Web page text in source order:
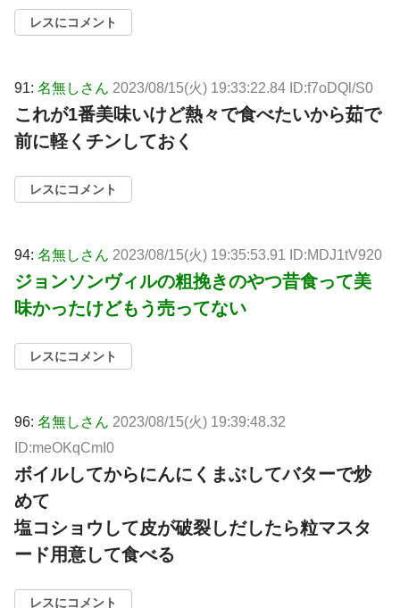
レスにコメント
91: 名無しさん 2023/08/15(火) 19:33:22.84 ID:f7oDQl/S0
これが1番美味いけど熱々で食べたいから茹で
前に軽くチンしておく
レスにコメント
94: 名無しさん 2023/08/15(火) 19:35:53.91 ID:MDJ1tV920
ジョンソンヴィルの粗挽きのやつ昔食って美
味かったけどもう売ってない
レスにコメント
96: 名無しさん 2023/08/15(火) 19:39:48.32
ID:meOKqCmI0
ボイルしてからにんにくまぶしてバターで炒
めて
塩コショウして皮が破裂しだしたら粒マスタ
ード用意して食べる
レスにコメント